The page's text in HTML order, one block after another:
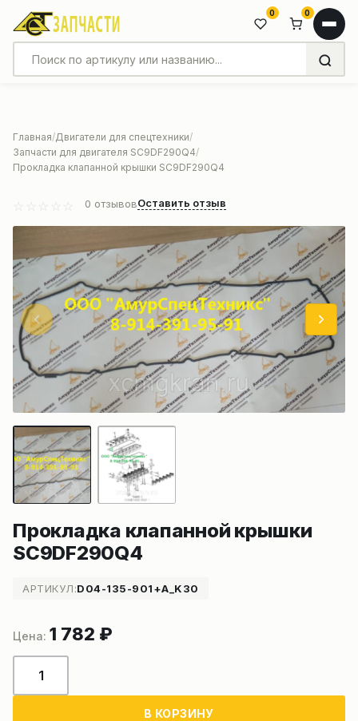
0 0
Главная Двигатели для спецтехники
Запчасти для двигателя SC9DF290Q4
Прокладка клапанной крышки SC9DF290Q4
0 отзывовОставить отзыв
Прокладка клапанной крышки
SC9DF290Q4
АРТИКУЛ:D04-135-901+A_K30
1 782 ₽
товара
В КОРЗИНУ